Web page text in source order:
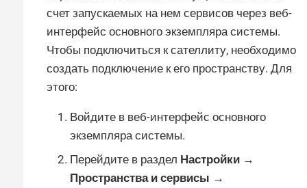
счет запускаемых на нем сервисов через веб-
интерфейс основного экземпляра системы.
Чтобы подключиться к сателлиту, необходимо
создать подключение к его пространству. Для
этого:
Войдите в веб-интерфейс основного
экземпляра системы.
Перейдите в раздел Настройки →
Пространства и сервисы →